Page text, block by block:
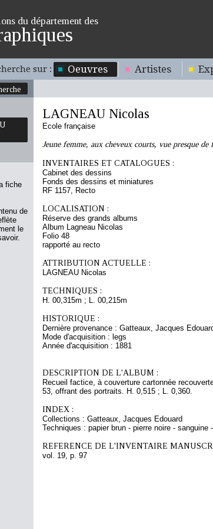
du département des
sur : Oeuvres Artistes
fiche
de
le
LAGNEAU Nicolas
Ecole française
Jeune femme, aux cheveux courts, vue presque de
INVENTAIRES ET CATALOGUES :
Cabinet des dessins
Fonds des dessins et miniatures
RF 1157, Recto
LOCALISATION :
Réserve des grands albums
Album Lagneau Nicolas
Folio 48
rapporté au recto
ATTRIBUTION ACTUELLE :
LAGNEAU Nicolas
TECHNIQUES :
H. 00,315m ; L. 00,215m
HISTORIQUE :
Dernière provenance : Gatteaux, Jacques
Mode d'acquisition : legs
Année d'acquisition : 1881
DESCRIPTION DE L'ALBUM :
Recueil factice, à couverture cartonnée
53, offrant des portraits. H. 0,515 ; L. 0,360.
INDEX :
Collections : Gatteaux, Jacques Edouard
Techniques : papier brun - pierre noire -
REFERENCE DE L'INVENTAIRE
vol. 19, p. 97